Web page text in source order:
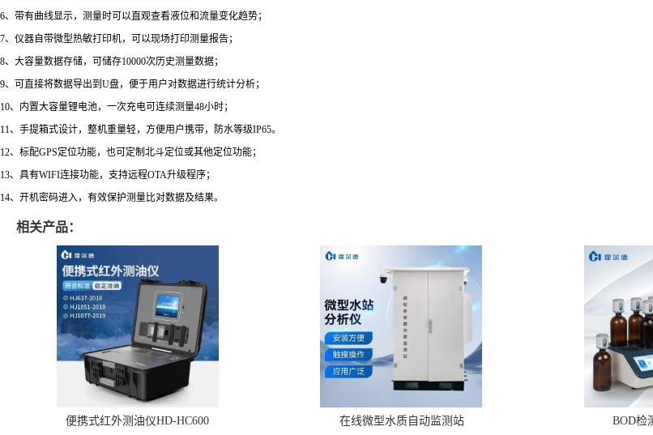
6、带有曲线显示，测量时可以直观查看液位和流量变化趋势；
7、仪器自带微型热敏打印机，可以现场打印测量报告；
8、大容量数据存储，可储存10000次历史测量数据；
9、可直接将数据导出到U盘，便于用户对数据进行统计分析；
10、内置大容量锂电池，一次充电可连续测量48小时；
11、手提箱式设计，整机重量轻，方便用户携带，防水等级IP65。
12、标配GPS定位功能，也可定制北斗定位或其他定位功能；
13、具有WIFI连接功能，支持远程OTA升级程序；
14、开机密码进入，有效保护测量比对数据及结果。
相关产品：
便携式红外测油仪HD-HC600 在线微型水质自动监测站 BOD检